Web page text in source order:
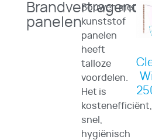
Brandvertragende
panelen
Bouwen met
kunststof
panelen
heeft
talloze
voordelen.
Het is
kostenefficiënt,
snel,
hygiënisch